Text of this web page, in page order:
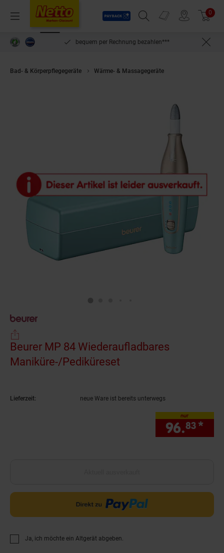
Menü
Payback
Suchfeld einblenden
Prospekte 0
bequem per Rechnung bezahlen***
Bad- & Körperpflegegeräte Wärme- & Massagegeräte
Beurer MP 84 Wiederaufladbares
Maniküre-/Pediküreset
Lieferzeit: neue Ware ist bereits unterwegs
nur
96.83 *
Ja, ich möchte ein Altgerät abgeben.